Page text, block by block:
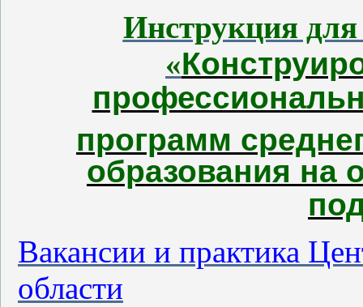
Инструкция
«
программ
образования на
Вакансии и практика
области